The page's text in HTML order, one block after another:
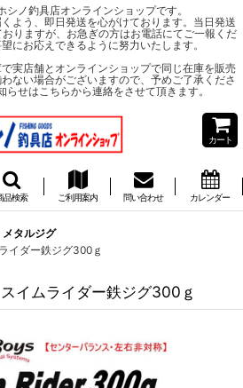
シノ釣具店オンラインショップです。
よう、即日発送を心がけております。当日発送
りますが、お急ぎの方はお電話にてご一報くだ
にお応えできるように努力いたします。
実店舗とオンラインショップで同じ在庫を販売
ない場合がございますので、予めご了承くださ
らせはこちらから連絡をさせて頂きます。
カート
品検索 ご利用案内 問い合わせ カレンダー
メタルジグ
イダー鉄ジグ300ｇ
イムライダー鉄ジグ300ｇ